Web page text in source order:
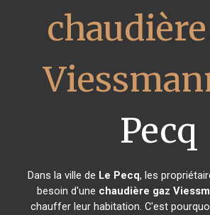
Pecq
Dans la ville de Le Pecq, les
besoin d'une chaudière gaz
chauffer leur habitation. C'est